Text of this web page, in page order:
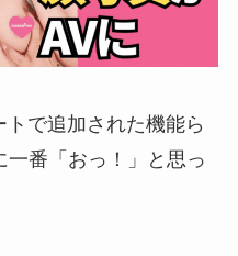
で追加された機能ら
一番「おっ！」と思っ